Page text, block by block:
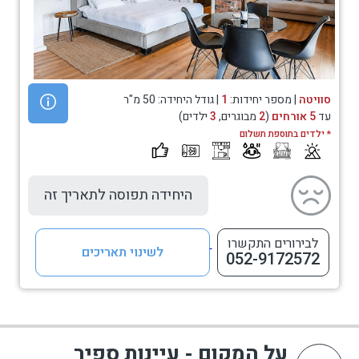
סוויטה | מספר יחידות: 1 | גודל היחידה: 50 מ"ר
עד5 אורחים (
2 מבוגרים,3ילדים)
* ילדים בתוספת תשלום
היחידה תפוסה לתאריך זה
לבירורים התקשרו
052-9172572 לשינוי תאריכים